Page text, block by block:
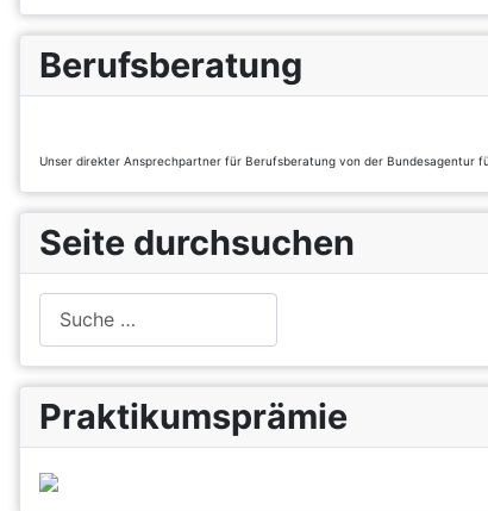
Berufsberatung
Unser direkter Ansprechpartner für Berufsberatung von der Bundesagentur
Seite durchsuchen
Praktikumsprämie